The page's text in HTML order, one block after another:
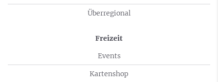
Überregional
Freizeit
Events
Kartenshop